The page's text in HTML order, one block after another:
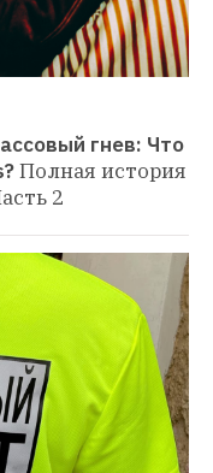
гнев: Что
Полная история
2